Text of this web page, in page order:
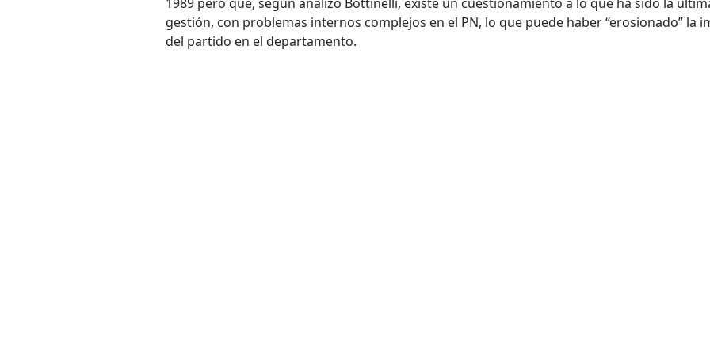
gestión, con problemas internos complejos en el PN, lo que puede haber “erosionado” la
del partido en el departamento.